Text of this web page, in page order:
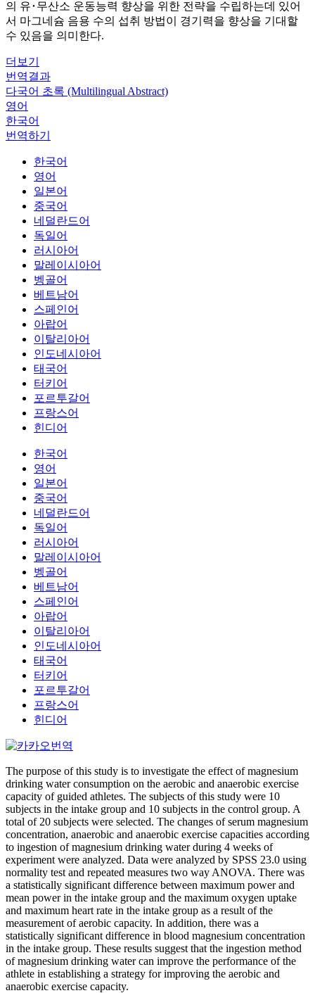
의 유･무산소 운동능력 향상을 위한 전략을 수립하는데 있어
서 마그네슘 음용 수의 섭취 방법이 경기력을 향상을 기대할
수 있음을 의미한다.
더보기
번역결과
다국어 초록 (Multilingual Abstract)
영어
한국어
번역하기
한국어
영어
일본어
중국어
네덜란드어
독일어
러시아어
말레이시아어
벵골어
베트남어
스페인어
아랍어
이탈리아어
인도네시아어
태국어
터키어
포르투갈어
프랑스어
힌디어
한국어
영어
일본어
중국어
네덜란드어
독일어
러시아어
말레이시아어
벵골어
베트남어
스페인어
아랍어
이탈리아어
인도네시아어
태국어
터키어
포르투갈어
프랑스어
힌디어
The purpose of this study is to investigate the effect of magnesium
drinking water consumption on the aerobic and anaerobic exercise
capacity of guided athletes. The subjects of this study were 10
subjects in the intake group and 10 subjects in the control group. A
total of 20 subjects were selected. The changes of serum magnesium
concentration, anaerobic and anaerobic exercise capacities according
to ingestion of magnesium drinking water during 4 weeks of
experiment were analyzed. Data were analyzed by SPSS 23.0 using
normality test and repeated measures two way ANOVA. There was
a statistically significant difference between maximum power and
mean power in the intake group and the maximum oxygen uptake
and maximum heart rate in the intake group as a result of the
measurement of aerobic capacity. In addition, there was a
statistically significant difference in blood magnesium concentration
in the intake group. These results suggest that the ingestion method
of magnesium drinking water can improve the performance of the
athlete in establishing a strategy for improving the aerobic and
anaerobic exercise capacity.